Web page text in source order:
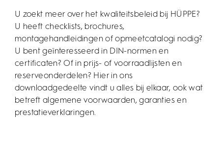
U zoekt meer over het kwaliteitsbeleid bij HÜPPE?
U heeft checklists, brochures,
montagehandleidingen of opmeetcatalogi nodig?
U bent geïnteresseerd in DIN-normen en
certificaten? Of in prijs- of voorraadlijsten en
reserveonderdelen? Hier in ons
downloadgedeelte vindt u alles bij elkaar, ook wat
betreft algemene voorwaarden, garanties en
prestatieverklaringen.